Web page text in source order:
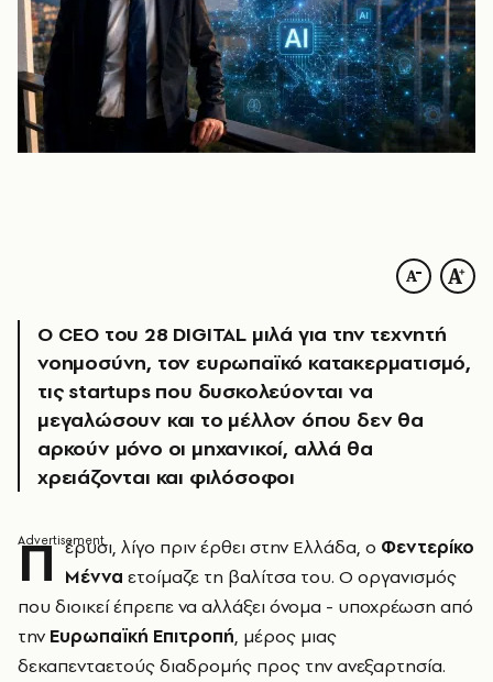
Ο CEO του 28 DIGITAL μιλά για την τεχνητή
νοημοσύνη, τον ευρωπαϊκό κατακερματισμό,
τις startups που δυσκολεύονται να
μεγαλώσουν και το μέλλον όπου δεν θα
αρκούν μόνο οι μηχανικοί, αλλά θα
χρειάζονται και φιλόσοφοι
Π έρυσι, λίγο πριν έρθει στην Ελλάδα, ο Φεντερίκο
Μέννα ετοίμαζε τη βαλίτσα του. Ο οργανισμός
που διοικεί έπρεπε να αλλάξει όνομα - υποχρέωση από
την Ευρωπαϊκή Επιτροπή, μέρος μιας
δεκαπενταετούς διαδρομής προς την ανεξαρτησία.